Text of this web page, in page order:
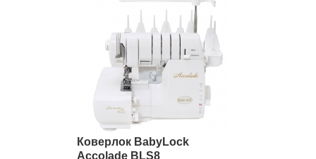
Коверлок BabyLock
Accolade BLS8